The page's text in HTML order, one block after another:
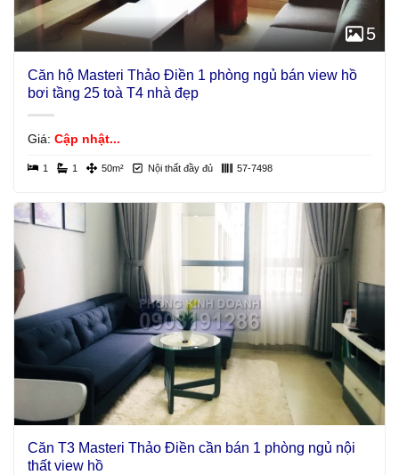
5
Căn hộ Masteri Thảo Điền 1 phòng ngủ bán view hồ
bơi tầng 25 toà T4 nhà đẹp
Giá: Cập nhật...
1 1 50m² Nội thất đầy đủ 57-7498
Căn T3 Masteri Thảo Điền cần bán 1 phòng ngủ nội
thất view hồ